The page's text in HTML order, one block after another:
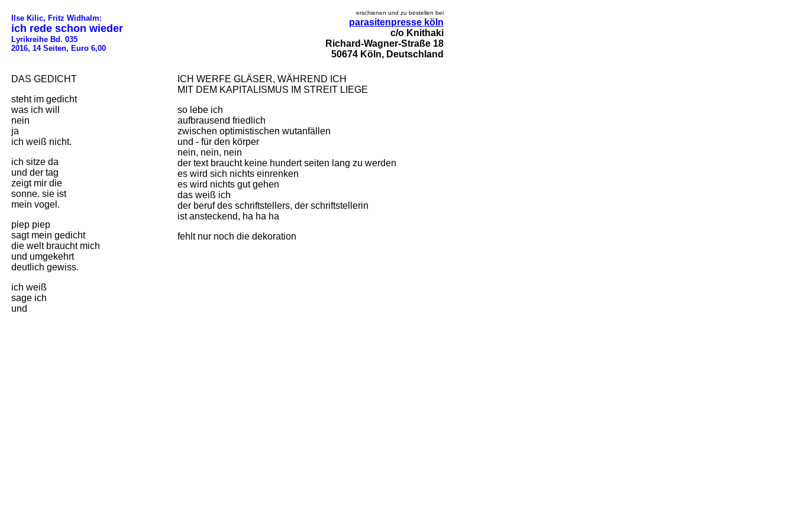
Ilse Kilic, Fritz Widhalm:
ich rede schon wieder
Lyrikreihe Bd. 035
2016, 14 Seiten, Euro 6,00
erschienen und zu bestellen bei
parasitenpresse köln
c/o Knithaki
Richard-Wagner-Straße 18
50674 Köln, Deutschland
DAS GEDICHT
steht im gedicht
was ich will
nein
ja
ich weiß nicht.
ich sitze da
und der tag
zeigt mir die
sonne. sie ist
mein vogel.
piep piep
sagt mein gedicht
die welt braucht mich
und umgekehrt
deutlich gewiss.
ich weiß
sage ich
und
ICH WERFE GLÄSER, WÄHREND ICH
MIT DEM KAPITALISMUS IM STREIT LIEGE
so lebe ich
aufbrausend friedlich
zwischen optimistischen wutanfällen
und - für den körper
nein, nein, nein
der text braucht keine hundert seiten lang zu werden
es wird sich nichts einrenken
es wird nichts gut gehen
das weiß ich
der beruf des schriftstellers, der schriftstellerin
ist ansteckend, ha ha ha
fehlt nur noch die dekoration